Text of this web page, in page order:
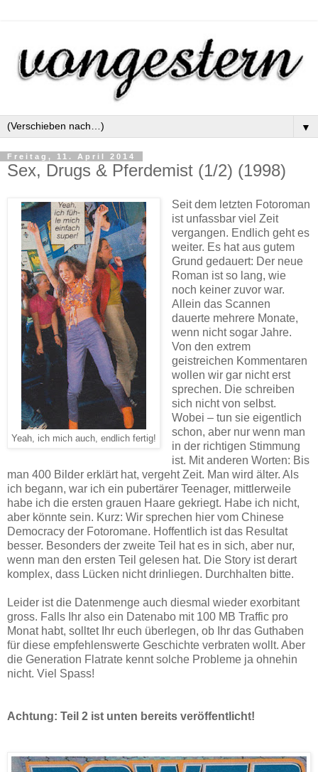
▼
Freitag, 11. April 2014
Sex, Drugs & Pferdemist (1/2) (1998)
Yeah, ich mich auch, endlich fertig!
Seit dem letzten Fotoroman
ist unfassbar viel Zeit
vergangen. Endlich geht es
weiter. Es hat aus gutem
Grund gedauert: Der neue
Roman ist so lang, wie
noch keiner zuvor war.
Allein das Scannen
dauerte mehrere Monate,
wenn nicht sogar Jahre.
Von den extrem
geistreichen Kommentaren
wollen wir gar nicht erst
sprechen. Die schreiben
sich nicht von selbst.
Wobei – tun sie eigentlich
schon, aber nur wenn man
in der richtigen Stimmung
ist. Mit anderen Worten: Bis
man 400 Bilder erklärt hat, vergeht Zeit. Man wird älter. Als
ich begann, war ich ein pubertärer Teenager, mittlerweile
habe ich die ersten grauen Haare gekriegt. Habe ich nicht,
aber könnte sein. Kurz: Wir sprechen hier vom Chinese
Democracy der Fotoromane. Hoffentlich ist das Resultat
besser. Besonders der zweite Teil hat es in sich, aber nur,
wenn man den ersten Teil gelesen hat. Die Story ist derart
komplex, dass Lücken nicht drinliegen. Durchhalten bitte.
Leider ist die Datenmenge auch diesmal wieder exorbitant
gross. Falls Ihr also ein Datenabo mit 100 MB Traffic pro
Monat habt, solltet Ihr euch überlegen, ob Ihr das Guthaben
für diese empfehlenswerte Geschichte verbraten wollt. Aber
die Generation Flatrate kennt solche Probleme ja ohnehin
nicht. Viel Spass!
Achtung: Teil 2 ist unten bereits veröffentlicht!